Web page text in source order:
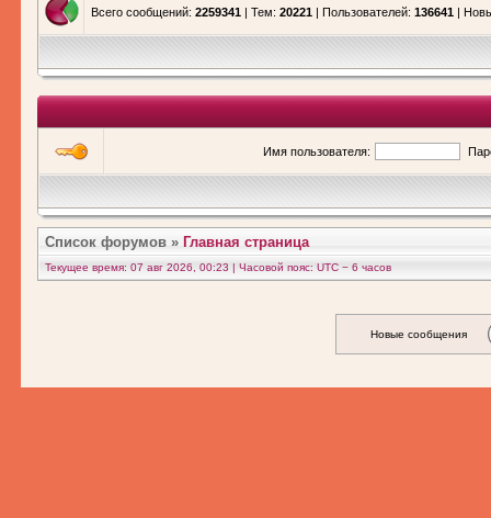
Всего сообщений: 2259341 | Тем: 20221 | Пользователей: 136641 |
Имя пользователя:
Список форумов » Главная страница
Текущее время: 07 авг 2026, 00:23 | Часовой пояс: UTC − 6 часов
Новые сообщения